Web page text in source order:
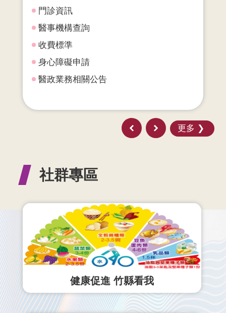
門診資訊
醫事機構查詢
收費標準
身心障礙申請
醫政業務相關公告
更多
社群專區
健康促進 竹縣看我